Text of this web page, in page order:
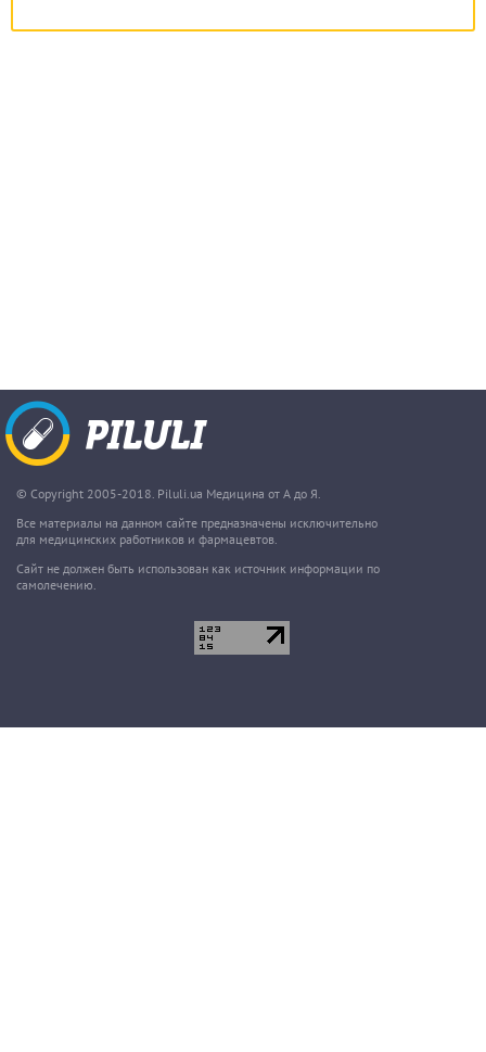
© Copyright 2005-2018. Piluli.ua Медицина от А до Я.
Все материалы на данном сайте предназначены исключительно
для медицинских работников и фармацевтов.
Сайт не должен быть использован как источник информации по
самолечению.